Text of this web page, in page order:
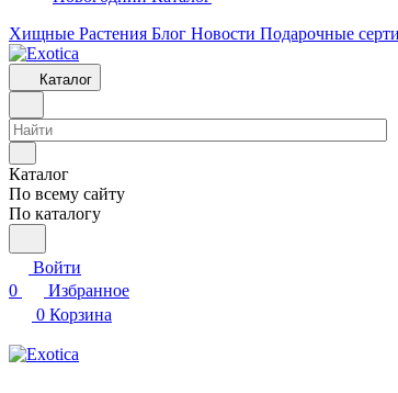
Хищные Растения Блог Новости Подарочные
Каталог
Каталог
По всему сайту
По каталогу
Войти
0
Избранное
0 Корзина